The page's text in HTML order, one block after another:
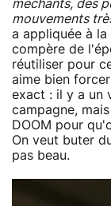
méchants, des
mouvements
a appliquée à
compère de
réutiliser pour
aime bien
exact : il y a un
campagne,
DOOM pour
On veut buter
pas beau.